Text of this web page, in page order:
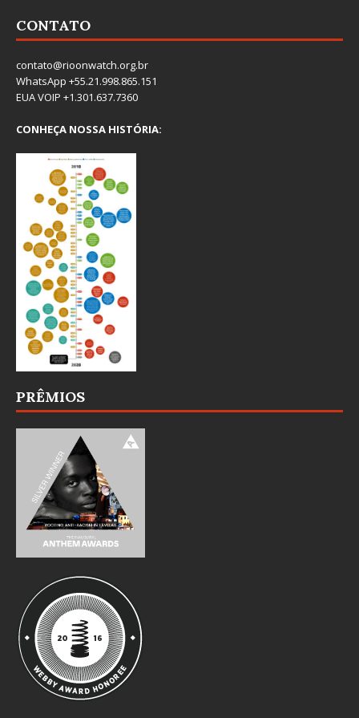
CONTATO
contato@rioonwatch.org.br
WhatsApp +55.21.998.865.151
EUA VOIP +1.301.637.7360
CONHEÇA NOSSA HISTÓRIA:
PRÊMIOS